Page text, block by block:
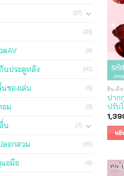
(27)
(23)
ดAV (4)
นประตูหลัง (10)
ของเล่น (6)
อม (3)
น (7)
ลอกสวม (10)
จมือ (6)
ลิ้นเลี
ปาก
ปรับ
หยิ